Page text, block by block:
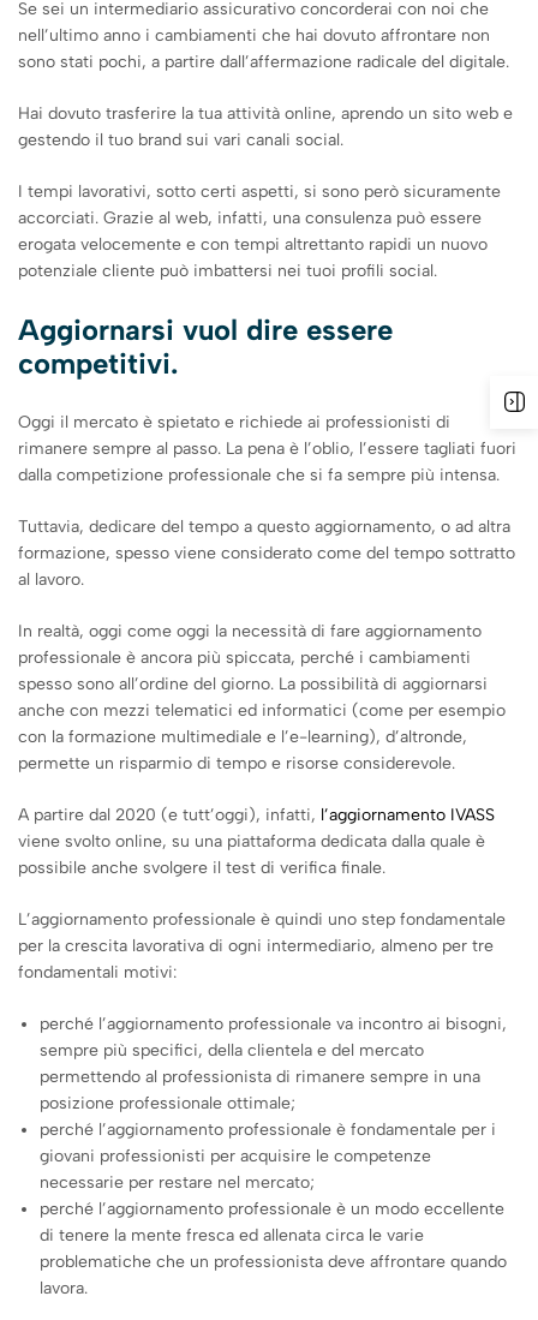
Se sei un intermediario assicurativo concorderai con noi che
nell’ultimo anno i cambiamenti che hai dovuto affrontare non
sono stati pochi, a partire dall’affermazione radicale del digitale.
Hai dovuto trasferire la tua attività online, aprendo un sito web e
gestendo il tuo brand sui vari canali social.
I tempi lavorativi, sotto certi aspetti, si sono però sicuramente
accorciati. Grazie al web, infatti, una consulenza può essere
erogata velocemente e con tempi altrettanto rapidi un nuovo
potenziale cliente può imbattersi nei tuoi profili social.
Aggiornarsi vuol dire essere
competitivi.
Oggi il mercato è spietato e richiede ai professionisti di
rimanere sempre al passo. La pena è l’oblio, l’essere tagliati fuori
dalla competizione professionale che si fa sempre più intensa.
Tuttavia, dedicare del tempo a questo aggiornamento, o ad altra
formazione, spesso viene considerato come del tempo sottratto
al lavoro.
In realtà, oggi come oggi la necessità di fare aggiornamento
professionale è ancora più spiccata, perché i cambiamenti
spesso sono all’ordine del giorno. La possibilità di aggiornarsi
anche con mezzi telematici ed informatici (come per esempio
con la formazione multimediale e l’e-learning), d’altronde,
permette un risparmio di tempo e risorse considerevole.
A partire dal 2020 (e tutt’oggi), infatti, l’aggiornamento IVASS
viene svolto online, su una piattaforma dedicata dalla quale è
possibile anche svolgere il test di verifica finale.
L’aggiornamento professionale è quindi uno step fondamentale
per la crescita lavorativa di ogni intermediario, almeno per tre
fondamentali motivi:
perché l’aggiornamento professionale va incontro ai bisogni,
sempre più specifici, della clientela e del mercato
permettendo al professionista di rimanere sempre in una
posizione professionale ottimale;
perché l’aggiornamento professionale è fondamentale per i
giovani professionisti per acquisire le competenze
necessarie per restare nel mercato;
perché l’aggiornamento professionale è un modo eccellente
di tenere la mente fresca ed allenata circa le varie
problematiche che un professionista deve affrontare quando
lavora.